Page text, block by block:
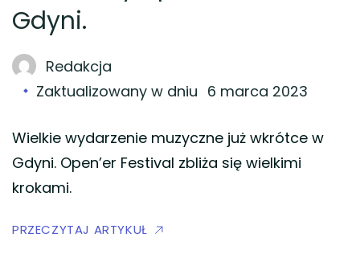
Gdyni.
Redakcja
Zaktualizowany w dniu 6 marca 2023
Wielkie wydarzenie muzyczne już wkrótce w
Gdyni. Open’er Festival zbliża się wielkimi
krokami.
PRZECZYTAJ ARTYKUŁ